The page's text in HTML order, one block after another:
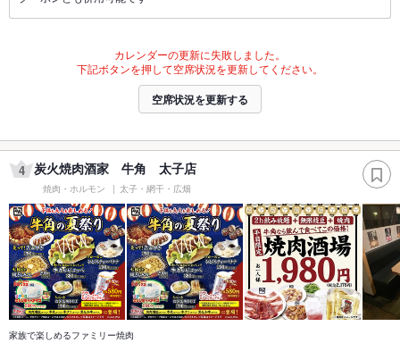
カレンダーの更新に失敗しました。
下記ボタンを押して空席状況を更新してください。
空席状況を更新する
4 炭火焼肉酒家 牛角 太子店
焼肉・ホルモン 太子・網干・広畑
家族で楽しめるファミリー焼肉